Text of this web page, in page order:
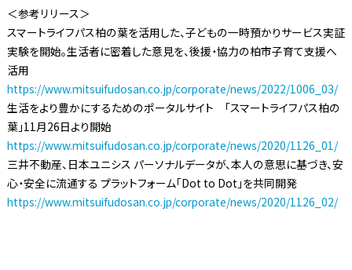
＜参考リリース＞
スマートライフパス柏の葉を活用した、子どもの一時預かりサービス実証
実験を開始。生活者に密着した意見を、後援・協力の柏市子育て支援へ
活用
https://www.mitsuifudosan.co.jp/corporate/news/2022/1006_03/
生活をより豊かにするためのポータルサイト 「スマートライフパス柏の
葉」11月26日より開始
https://www.mitsuifudosan.co.jp/corporate/news/2020/1126_01/
三井不動産、日本ユニシス パーソナルデータが、本人の意思に基づき、安
心・安全に流通する プラットフォーム「Dot to Dot」を共同開発
https://www.mitsuifudosan.co.jp/corporate/news/2020/1126_02/